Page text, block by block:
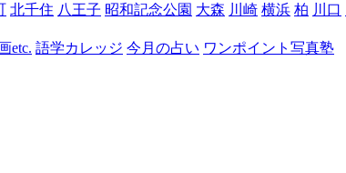
川
崎
北千住 八王子 昭和記念公園 大森 川崎 横浜 柏 川口
etc. 語学カレッジ 今月の占い ワンポイント写真塾